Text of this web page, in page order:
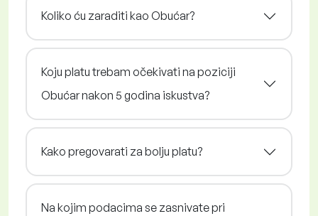
Koliko ću zaraditi kao Obućar?
Koju platu trebam očekivati na poziciji
Obućar nakon 5 godina iskustva?
Kako pregovarati za bolju platu?
Na kojim podacima se zasnivate pri